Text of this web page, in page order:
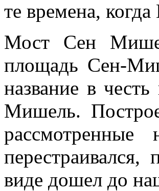
те времена,
Мост Сен
площадь Сен-
название в
Мишель.
виде дошел до